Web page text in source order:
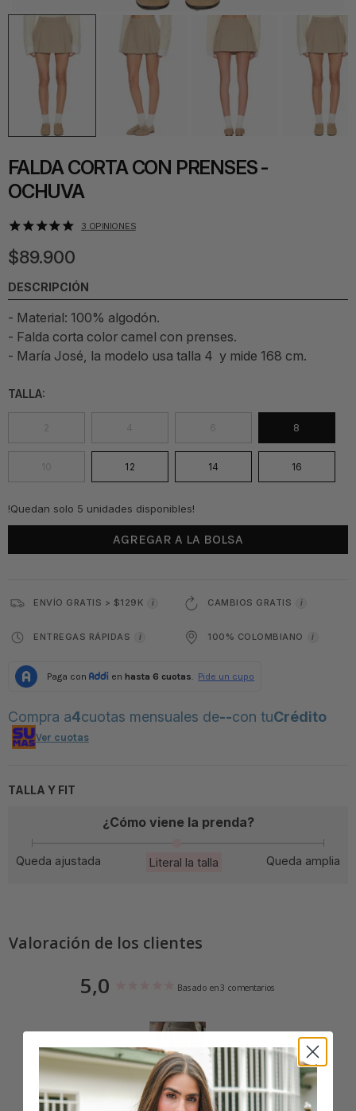
FALDA CORTA CON PRENSES -
OCHUVA
3 OPINIONES
$89.900
DESCRIPCIÓN
- Material: 100% algodón.
- Falda corta color camel con prenses.
- María José, la modelo usa talla 4 y mide 168 cm.
TALLA:
2 4 6 8
10 12 14 16
!Quedan solo 5 unidades disponibles!
AGREGAR A LA BOLSA
ENVÍO GRATIS > $129K i CAMBIOS GRATIS i
ENTREGAS RÁPIDAS i 100% COLOMBIANO i
Compra a4cuotas mensuales de--con tuCrédito
Ver cuotas
TALLA Y FIT
¿Cómo viene la prenda?
Queda ajustada Literal la talla Queda amplia
Valoración de los clientes
5,0 Basado en 3 comentarios
Escribe un comentario